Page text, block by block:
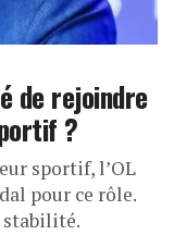
de rejoindre
?
sportif, l’OL
pour ce rôle.
stabilité.